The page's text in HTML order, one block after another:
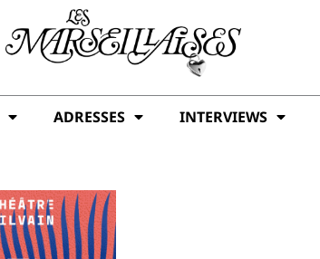
ADRESSES INTERVIEWS